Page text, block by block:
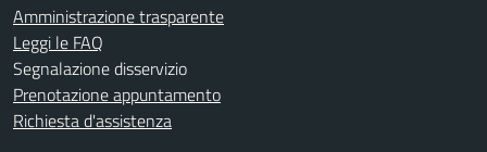
Amministrazione trasparente
Leggi le FAQ
Segnalazione disservizio
Prenotazione appuntamento
Richiesta d'assistenza